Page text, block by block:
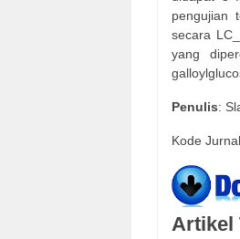
pengujian
secara
yang
Penulis:
Kode
Artikel